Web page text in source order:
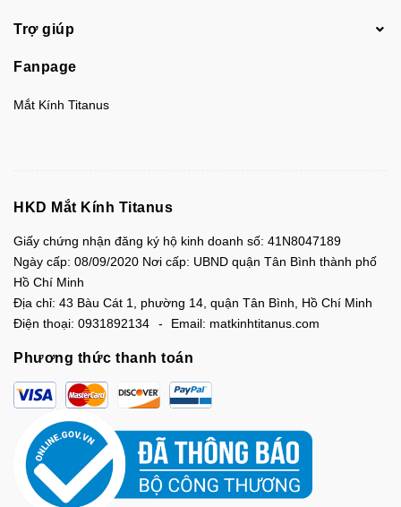
Trợ giúp
Fanpage
Mắt Kính Titanus
HKD Mắt Kính Titanus
Giấy chứng nhận đăng ký hộ kinh doanh số: 41N8047189
Ngày cấp: 08/09/2020 Nơi cấp: UBND quận Tân Bình thành phố
Hồ Chí Minh
Địa chỉ: 43 Bàu Cát 1, phường 14, quận Tân Bình, Hồ Chí Minh
Điện thoại: 0931892134 Email: matkinhtitanus.com
Phương thức thanh toán